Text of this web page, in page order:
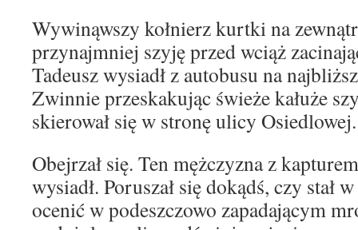
Wywinąwszy kołnierz kurtki na
przynajmniej szyję przed wciąż
Tadeusz wysiadł z autobusu na
Zwinnie przeskakując świeże kałuże
skierował się w stronę ulicy Osiedlowej.
Obejrzał się. Ten mężczyzna z
wysiadł. Poruszał się dokądś, czy stał
ocenić w podeszczowo zapadającym